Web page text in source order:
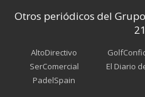
Otros periódicos del
21
AltoDirectivo
SerComercial
PadelSpain
El Diario